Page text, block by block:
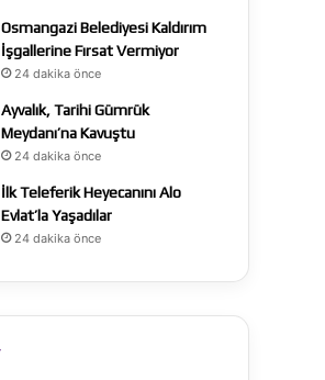
Osmangazi Belediyesi Kaldırım
İşgallerine Fırsat Vermiyor
24 dakika önce
Ayvalık, Tarihi Gümrük
Meydanı’na Kavuştu
24 dakika önce
İlk Teleferik Heyecanını Alo
Evlat’la Yaşadılar
24 dakika önce